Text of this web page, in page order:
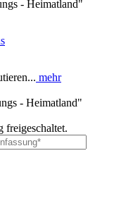
- Heimatland"
mehr
- Heimatland"
freigeschaltet.